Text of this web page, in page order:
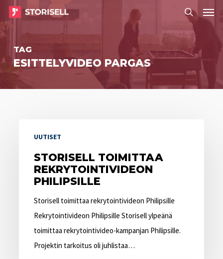
Skip
to
main
content
search
Menu
TAG
ESITTELYVIDEO PARGAS
toimittaa
rekrytointivideon
Philipsille
UUTISET
STORISELL TOIMITTAA
REKRYTOINTIVIDEON
PHILIPSILLE
Storisell toimittaa rekrytointivideon Philipsille
Rekrytointivideon Philipsille Storisell ylpeänä
toimittaa rekrytointivideo-kampanjan Philipsille.
Projektin tarkoitus oli juhlistaa…
Menu